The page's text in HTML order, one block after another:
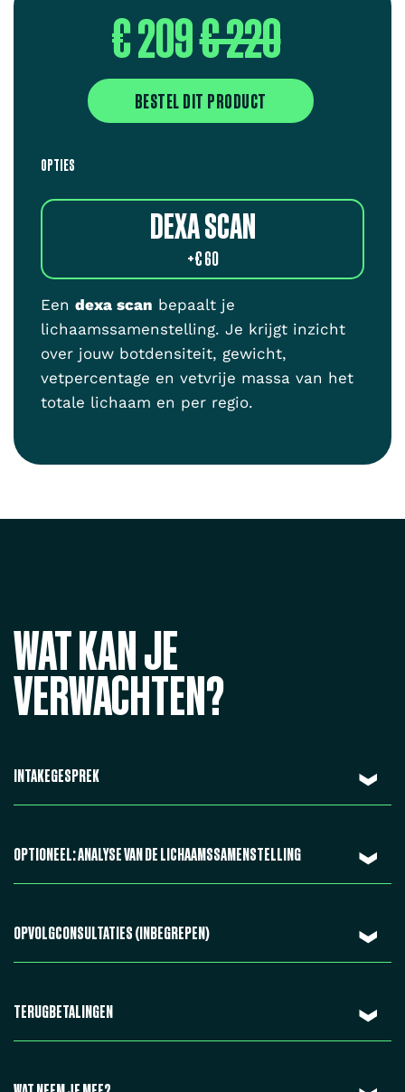
€ 209€ 220
BESTEL DIT PRODUCT
OPTIES
DEXA SCAN
+€ 60
Een dexa scan bepaalt je
lichaamssamenstelling. Je krijgt inzicht
over jouw botdensiteit, gewicht,
vetpercentage en vetvrije massa van het
totale lichaam en per regio.
WAT KAN JE
VERWACHTEN?
INTAKEGESPREK
OPTIONEEL: ANALYSE VAN DE LICHAAMSSAMENSTELLING
OPVOLGCONSULTATIES (INBEGREPEN)
TERUGBETALINGEN